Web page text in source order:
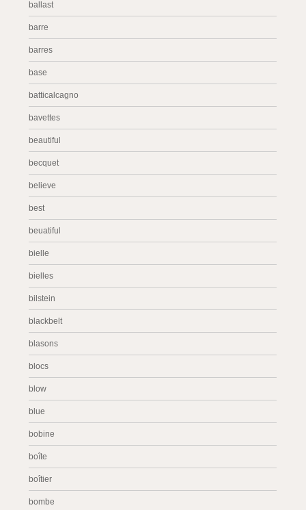
ballast
barre
barres
base
batticalcagno
bavettes
beautiful
becquet
believe
best
beuatiful
bielle
bielles
bilstein
blackbelt
blasons
blocs
blow
blue
bobine
boîte
boîtier
bombe